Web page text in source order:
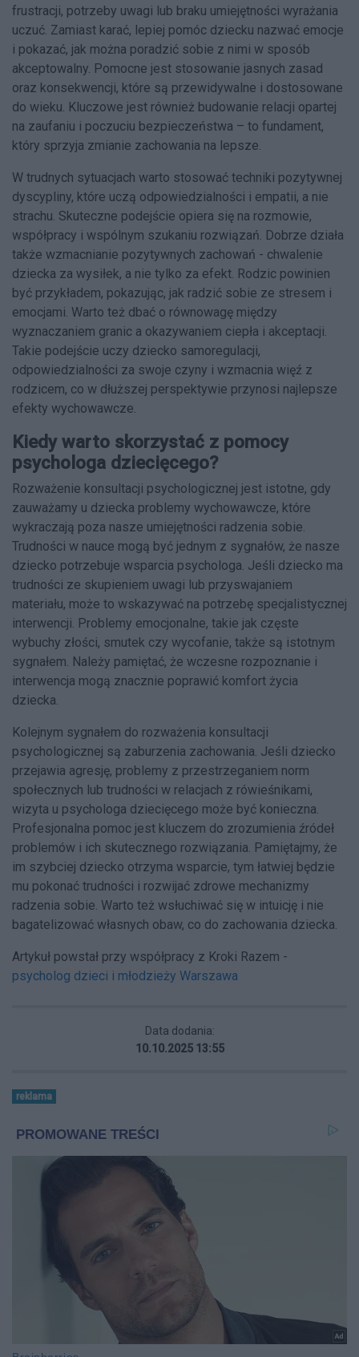
frustracji, potrzeby uwagi lub braku umiejętności wyrażania
uczuć. Zamiast karać, lepiej pomóc dziecku nazwać emocje
i pokazać, jak można poradzić sobie z nimi w sposób
akceptowalny. Pomocne jest stosowanie jasnych zasad
oraz konsekwencji, które są przewidywalne i dostosowane
do wieku. Kluczowe jest również budowanie relacji opartej
na zaufaniu i poczuciu bezpieczeństwa – to fundament,
który sprzyja zmianie zachowania na lepsze.
W trudnych sytuacjach warto stosować techniki pozytywnej
dyscypliny, które uczą odpowiedzialności i empatii, a nie
strachu. Skuteczne podejście opiera się na rozmowie,
współpracy i wspólnym szukaniu rozwiązań. Dobrze działa
także wzmacnianie pozytywnych zachowań - chwalenie
dziecka za wysiłek, a nie tylko za efekt. Rodzic powinien
być przykładem, pokazując, jak radzić sobie ze stresem i
emocjami. Warto też dbać o równowagę między
wyznaczaniem granic a okazywaniem ciepła i akceptacji.
Takie podejście uczy dziecko samoregulacji,
odpowiedzialności za swoje czyny i wzmacnia więź z
rodzicem, co w dłuższej perspektywie przynosi najlepsze
efekty wychowawcze.
Kiedy warto skorzystać z pomocy
psychologa dziecięcego?
Rozważenie konsultacji psychologicznej jest istotne, gdy
zauważamy u dziecka problemy wychowawcze, które
wykraczają poza nasze umiejętności radzenia sobie.
Trudności w nauce mogą być jednym z sygnałów, że nasze
dziecko potrzebuje wsparcia psychologa. Jeśli dziecko ma
trudności ze skupieniem uwagi lub przyswajaniem
materiału, może to wskazywać na potrzebę specjalistycznej
interwencji. Problemy emocjonalne, takie jak częste
wybuchy złości, smutek czy wycofanie, także są istotnym
sygnałem. Należy pamiętać, że wczesne rozpoznanie i
interwencja mogą znacznie poprawić komfort życia
dziecka.
Kolejnym sygnałem do rozważenia konsultacji
psychologicznej są zaburzenia zachowania. Jeśli dziecko
przejawia agresję, problemy z przestrzeganiem norm
społecznych lub trudności w relacjach z rówieśnikami,
wizyta u psychologa dziecięcego może być konieczna.
Profesjonalna pomoc jest kluczem do zrozumienia źródeł
problemów i ich skutecznego rozwiązania. Pamiętajmy, że
im szybciej dziecko otrzyma wsparcie, tym łatwiej będzie
mu pokonać trudności i rozwijać zdrowe mechanizmy
radzenia sobie. Warto też wsłuchiwać się w intuicję i nie
bagatelizować własnych obaw, co do zachowania dziecka.
Artykuł powstał przy współpracy z Kroki Razem -
psycholog dzieci i młodzieży Warszawa
Data dodania:
10.10.2025 13:55
reklama